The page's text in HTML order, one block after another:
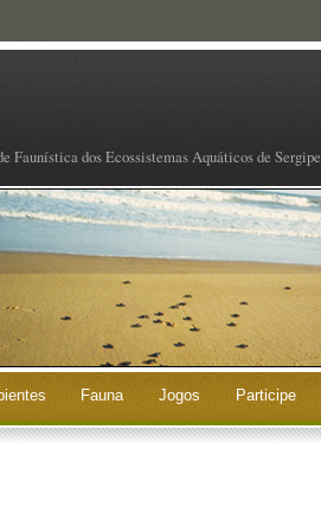
dos Ecossistemas Aquáticos de Sergipe
Fauna Jogos Participe